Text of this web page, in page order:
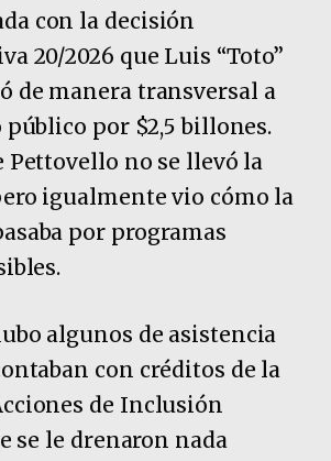
con la decisión
20/2026 que Luis “Toto”
de manera transversal a
público por $2,5 billones.
Pettovello no se llevó la
igualmente vio cómo la
por programas
algunos de asistencia
con créditos de la
de Inclusión
se le drenaron nada